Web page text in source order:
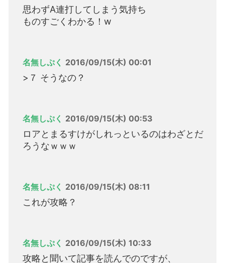
思わずA連打してしまう気持ち
ものすごくわかる！w
名無しぷく 2016/09/15(木) 00:01
>７ そうなの？
名無しぷく 2016/09/15(木) 00:53
ロアとまるすけがしれっといるのはわざとだ
ろうなｗｗｗ
名無しぷく 2016/09/15(木) 08:11
これが攻略？
名無しぷく 2016/09/15(木) 10:33
攻略と聞いて記事を読んでのですが、